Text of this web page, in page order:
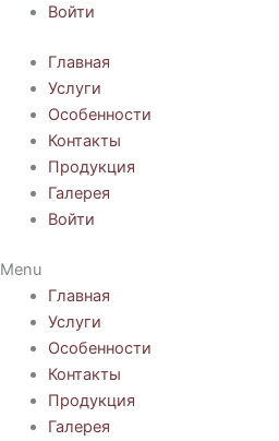
Войти
Главная
Услуги
Особенности
Контакты
Продукция
Галерея
Войти
Menu
Главная
Услуги
Особенности
Контакты
Продукция
Галерея